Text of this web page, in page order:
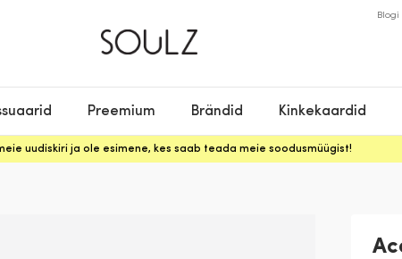
Blogi
Preemium Brändid Kinkekaardid
uudiskiri ja ole esimene, kes saab teada meie soodusmüügist!